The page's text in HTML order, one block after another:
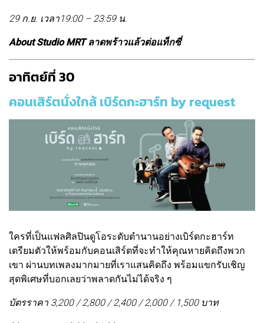
29 ก.ย. เวลา19:00 – 23:59 น.
About Studio MRT ลาดพร้าวแล้วต่อแท็กซี่
อาทิตย์ที่ 30
คอนเสิร์ตนั่งใกล้ เบิร์ดกะฮาร์ท by request
ใครที่เป็นแฟลศิลปินดูโอระดับตํานานอย่างเบิร์ดกะฮาร์ท
เตรียมตัวให้พร้อมกับคอนเสิร์ตที่จะทําให้คุณหายคิดถึงพวก
เขา ผ่านบทเพลงมากมายที่เราแสนคิดถึง พร้อมแขกรับเชิญ
สุดพิเศษที่บอกเลยว่าพลาดกันไม่ได้จริง ๆ
บัตรราคา 3,200 / 2,800 / 2,400 / 2,000 / 1,500 บาท